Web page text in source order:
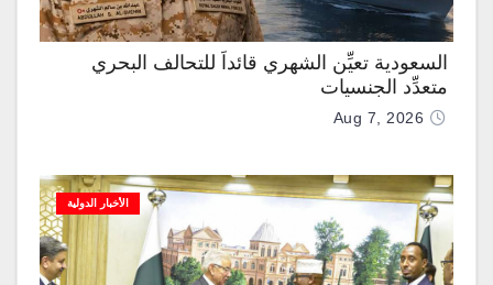
السعودية تعيِّن الشهري قائداً للتحالف البحري
متعدِّد الجنسيات
Aug 7, 2026
الأخبار الدولية